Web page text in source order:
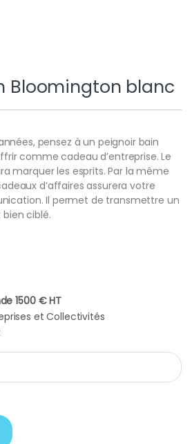
Bloomington blanc
pensez à un peignoir bain
comme cadeau d’entreprise. Le
marquer les esprits. Par la même
d’affaires assurera votre
Il permet de transmettre un
ciblé.
1500 € HT
et Collectivités
blanc quantity